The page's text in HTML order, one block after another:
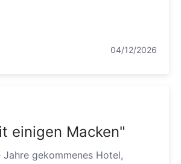
04/12/2026
einigen Macken"
Jahre gekommenes Hotel,